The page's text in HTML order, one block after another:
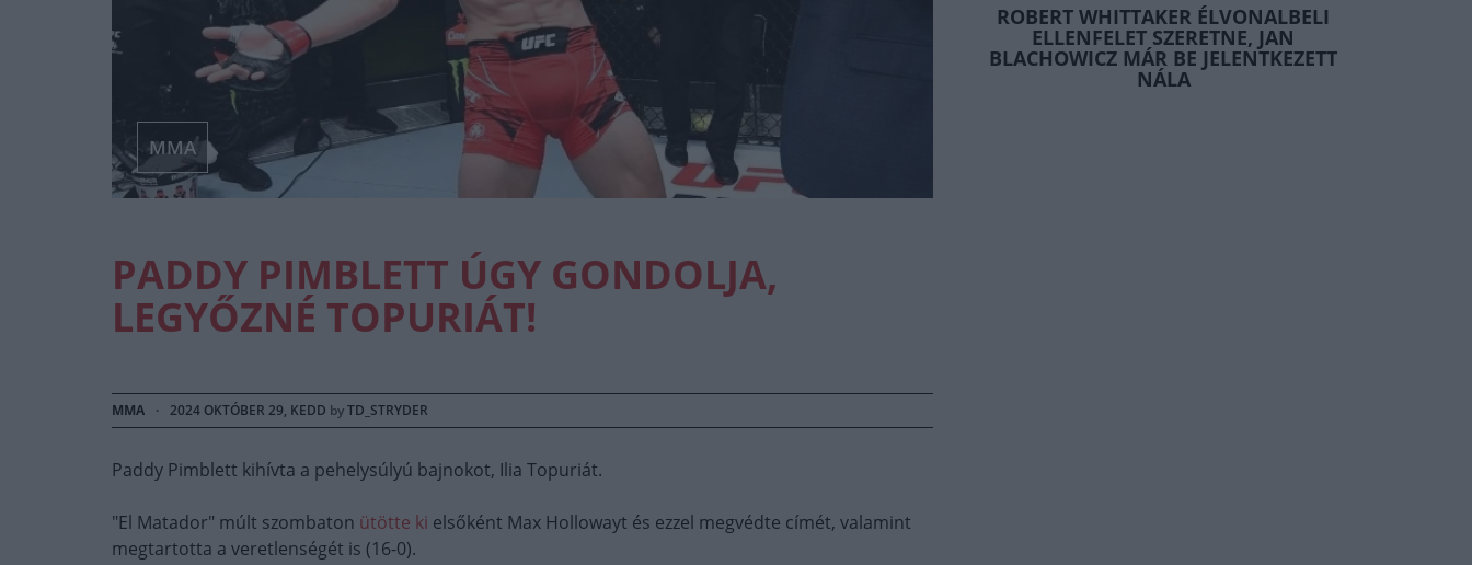
MMA
PADDY PIMBLETT ÚGY GONDOLJA,
LEGYŐZNÉ TOPURIÁT!
MMA · 2024 OKTÓBER 29, KEDD byTD_STRYDER
Paddy Pimblett kihívta a pehelysúlyú bajnokot, Ilia Topuriát.
"El Matador" múlt szombaton ütötte ki elsőként Max Hollowayt és ezzel megvédte címét, valamint
megtartotta a veretlenségét is (16-0).
ROBERT WHITTAKER ÉLVONALBELI
ELLENFELET SZERETNE, JAN
BLACHOWICZ MÁR BE JELENTKEZETT
NÁLA